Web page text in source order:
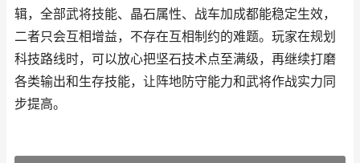
辑，全部武将技能、晶石属性、战车加成都能稳定生效，
二者只会互相增益，不存在互相制约的难题。玩家在规划
科技路线时，可以放心把坚石技术点至满级，再继续打磨
各类输出和生存技能，让阵地防守能力和武将作战实力同
步提高。